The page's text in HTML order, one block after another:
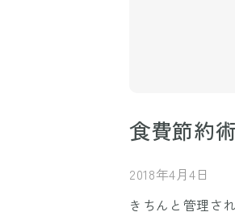
食費節約
2018年4月4日
きちんと管理さ